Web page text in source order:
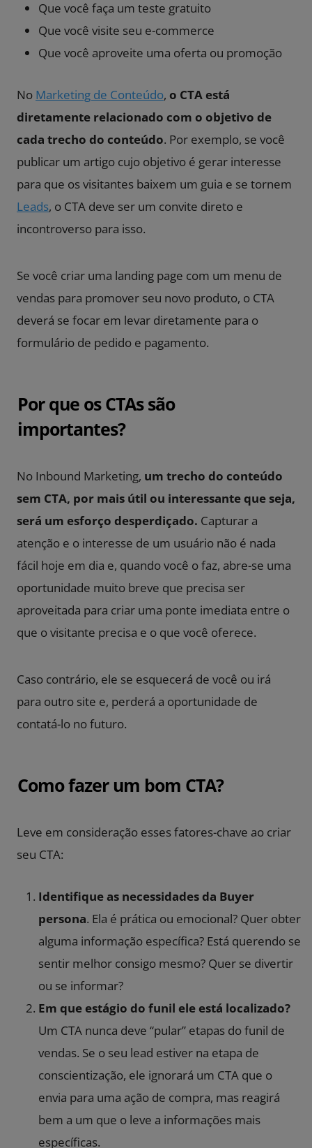
Que você faça um teste gratuito
Que você visite seu e-commerce
Que você aproveite uma oferta ou promoção
No Marketing de Conteúdo, o CTA está
diretamente relacionado com o objetivo de
cada trecho do conteúdo. Por exemplo, se você
publicar um artigo cujo objetivo é gerar interesse
para que os visitantes baixem um guia e se tornem
Leads, o CTA deve ser um convite direto e
incontroverso para isso.
Se você criar uma landing page com um menu de
vendas para promover seu novo produto, o CTA
deverá se focar em levar diretamente para o
formulário de pedido e pagamento.
Por que os CTAs são
importantes?
No Inbound Marketing, um trecho do conteúdo
sem CTA, por mais útil ou interessante que seja,
será um esforço desperdiçado. Capturar a
atenção e o interesse de um usuário não é nada
fácil hoje em dia e, quando você o faz, abre-se uma
oportunidade muito breve que precisa ser
aproveitada para criar uma ponte imediata entre o
que o visitante precisa e o que você oferece.
Caso contrário, ele se esquecerá de você ou irá
para outro site e, perderá a oportunidade de
contatá-lo no futuro.
Como fazer um bom CTA?
Leve em consideração esses fatores-chave ao criar
seu CTA:
Identifique as necessidades da Buyer
persona. Ela é prática ou emocional? Quer obter
alguma informação específica? Está querendo se
sentir melhor consigo mesmo? Quer se divertir
ou se informar?
Em que estágio do funil ele está localizado?
Um CTA nunca deve “pular” etapas do funil de
vendas. Se o seu lead estiver na etapa de
conscientização, ele ignorará um CTA que o
envia para uma ação de compra, mas reagirá
bem a um que o leve a informações mais
específicas.